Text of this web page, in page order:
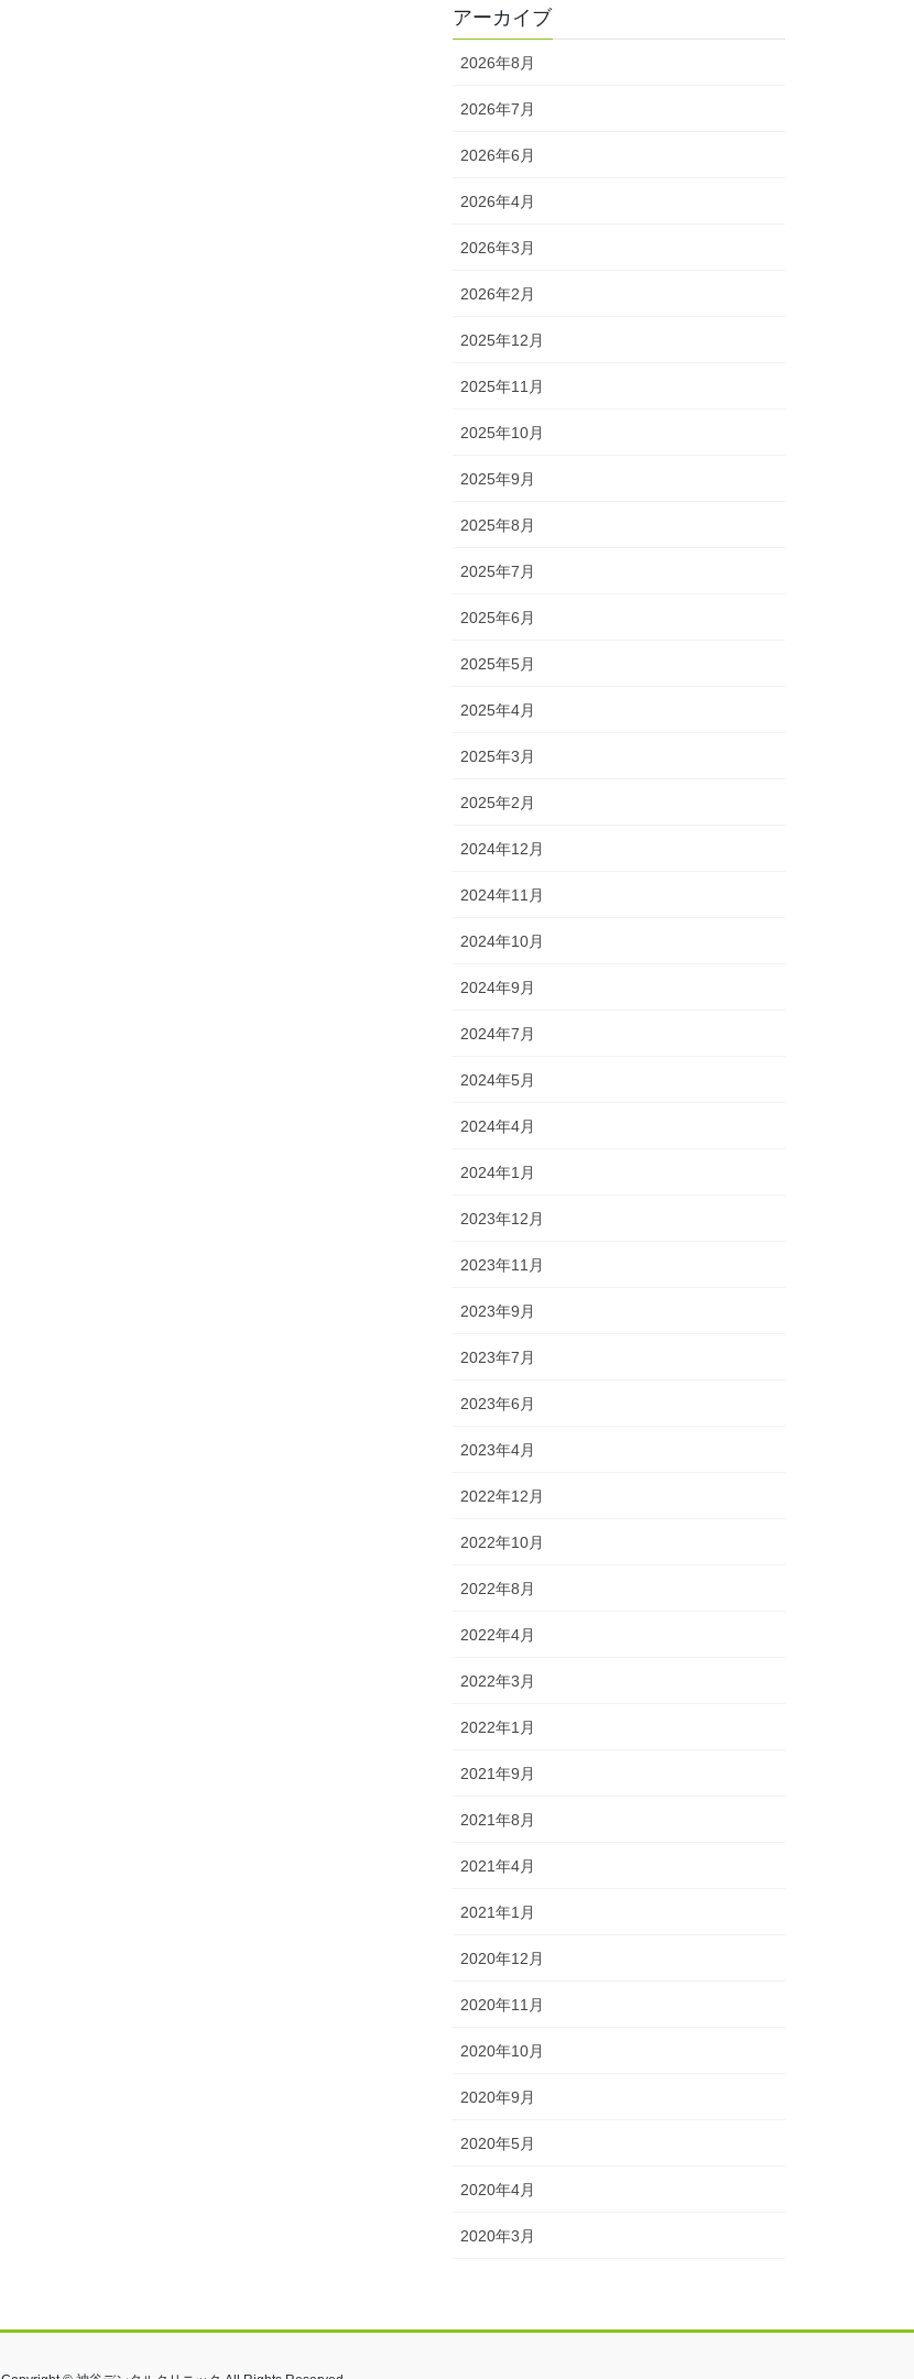
アーカイブ
2026年8月
2026年7月
2026年6月
2026年4月
2026年3月
2026年2月
2025年12月
2025年11月
2025年10月
2025年9月
2025年8月
2025年7月
2025年6月
2025年5月
2025年4月
2025年3月
2025年2月
2024年12月
2024年11月
2024年10月
2024年9月
2024年7月
2024年5月
2024年4月
2024年1月
2023年12月
2023年11月
2023年9月
2023年7月
2023年6月
2023年4月
2022年12月
2022年10月
2022年8月
2022年4月
2022年3月
2022年1月
2021年9月
2021年8月
2021年4月
2021年1月
2020年12月
2020年11月
2020年10月
2020年9月
2020年5月
2020年4月
2020年3月